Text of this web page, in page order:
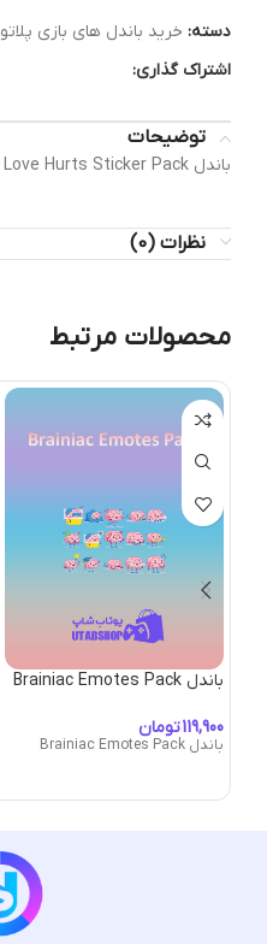
دسته: خرید باندل های بازی پلاتو
اشتراک گذاری:
توضیحات
باندل Love Hurts Sticker Pack
نظرات (0)
محصولات مرتبط
باندل Brainiac Emotes Pack
تومان
باندل Brainiac Emotes Pack